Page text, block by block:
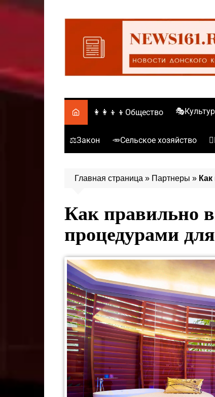
Перейти
👩‍👩‍👦‍👦Общество
⚖️Закон 🥕Сельское хозяйство
Главная страница » Партнеры »
Как правильно
процедурами